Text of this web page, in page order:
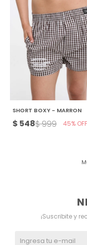
SHORT BOXY - MARRON
$ 548$999 45
¡Suscribite y